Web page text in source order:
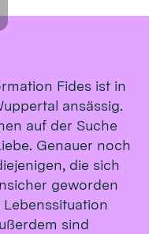
Fides ist in
ansässig.
auf der Suche
Genauer noch
die sich
geworden
sind